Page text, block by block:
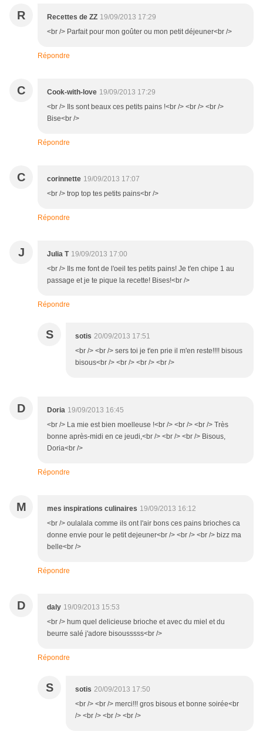
R Recettes de ZZ 19/09/2013 17:29
<br /> Parfait pour mon goûter ou mon petit déjeuner<br />
Répondre
C Cook-with-love 19/09/2013 17:29
<br /> Ils sont beaux ces petits pains !<br /> <br /> <br />
Bise<br />
Répondre
C corinnette 19/09/2013 17:07
<br /> trop top tes petits pains<br />
Répondre
J Julia T 19/09/2013 17:00
<br /> Ils me font de l'oeil tes petits pains! Je t'en chipe 1 au
passage et je te pique la recette! Bises!<br />
Répondre
S sotis 20/09/2013 17:51
<br /> <br /> sers toi je t'en prie il m'en reste!!!! bisous
bisous<br /> <br /> <br /> <br />
D Doria 19/09/2013 16:45
<br /> La mie est bien moelleuse !<br /> <br /> <br /> Très
bonne après-midi en ce jeudi,<br /> <br /> <br /> Bisous,
Doria<br />
Répondre
M mes inspirations culinaires 19/09/2013 16:12
<br /> oulalala comme ils ont l'air bons ces pains brioches ca
donne envie pour le petit dejeuner<br /> <br /> <br /> bizz ma
belle<br />
Répondre
D daly 19/09/2013 15:53
<br /> hum quel delicieuse brioche et avec du miel et du
beurre salé j'adore bisousssss<br />
Répondre
S sotis 20/09/2013 17:50
<br /> <br /> merci!!! gros bisous et bonne soirée<br
/> <br /> <br /> <br />